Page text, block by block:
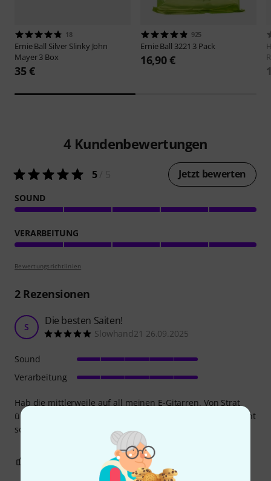
18
Ernie Ball Silver Slinky John
Mayer 3 Box
35 €
925
Ernie Ball 3221 3 Pack
16,90 €
4 Kundenbewertungen
5/ 5 Jetzt bewerten
SOUND
VERARBEITUNG
Bewertungsrichtlinien
2Rezensionen
S Die besten Saiten!
Slowhand21 26.09.2025
Hab die mittlerweile auf all meinen E-Gitarren. Von Strat
über Les Paul bis hin zur 335. Nicht zu steif, aber auch nicht
so „labberig“ wie z.B. 9er. Finde sie perfekt für mein Spiel.
Sound
Verarbeitung
BEWERTUNG MELDEN